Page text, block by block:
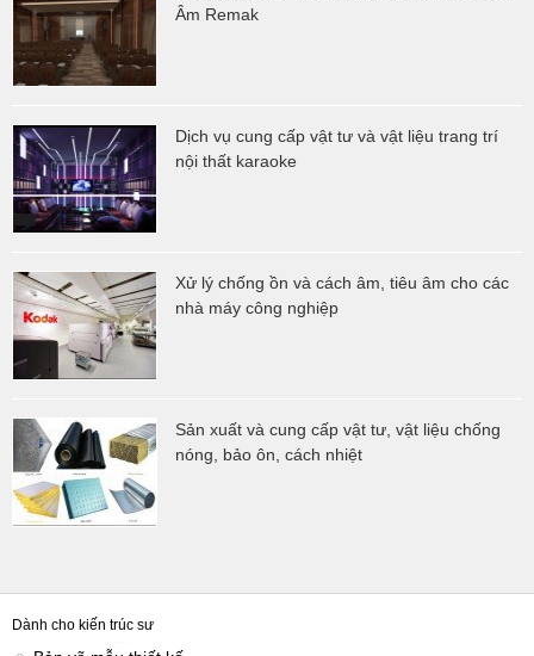
Âm Remak
Dịch vụ cung cấp vật tư và vật liệu trang trí
nội thất karaoke
Xử lý chống ồn và cách âm, tiêu âm cho các
nhà máy công nghiệp
Sản xuất và cung cấp vật tư, vật liệu chống
nóng, bảo ôn, cách nhiệt
Dành cho kiến trúc sư